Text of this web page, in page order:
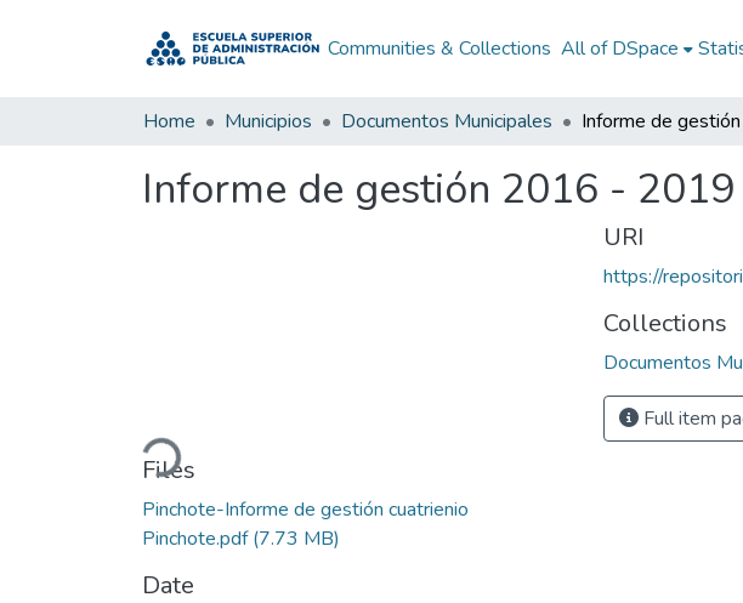
Communities & Collections All of DSpace
Home Municipios Documentos Municipales
Informe de gestión 2016 -
Loading...
Files
Pinchote-Informe de gestión cuatrienio
Pinchote.pdf(7.73 MB)
Date
URI
https://
Collections
Documentos
Full item